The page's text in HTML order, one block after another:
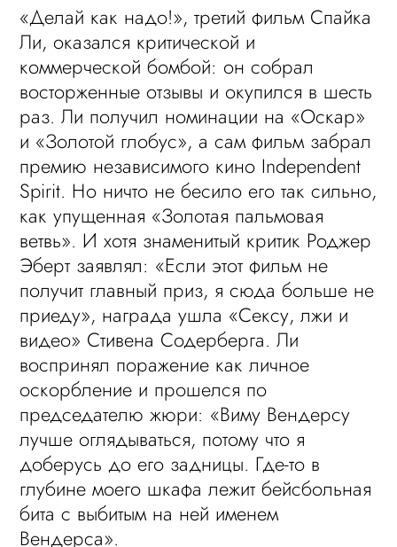
«Делай как надо!», третий фильм Спайка
Ли, оказался критической и
коммерческой бомбой: он собрал
восторженные отзывы и окупился в шесть
раз. Ли получил номинации на «Оскар»
и «Золотой глобус», а сам фильм забрал
премию независимого кино Independent
Spirit. Но ничто не бесило его так сильно,
как упущенная «Золотая пальмовая
ветвь». И хотя знаменитый критик Роджер
Эберт заявлял: «Если этот фильм не
получит главный приз, я сюда больше не
приеду», награда ушла «Сексу, лжи и
видео» Стивена Содерберга. Ли
воспринял поражение как личное
оскорбление и прошелся по
председателю жюри: «Виму Вендерсу
лучше оглядываться, потому что я
доберусь до его задницы. Где-то в
глубине моего шкафа лежит бейсбольная
бита с выбитым на ней именем
Вендерса».